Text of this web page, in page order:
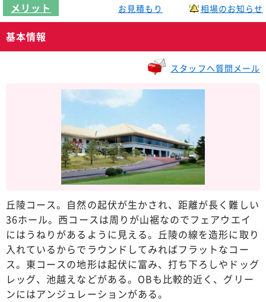
メリット お見積もり 相場のお知らせ
基本情報
スタッフへ質問メール
丘陵コース。自然の起伏が生かされ、距離が長く難しい
36ホール。西コースは周りが山裾なのでフェアウエイ
にはうねりがあるように見える。丘陵の線を造形に取り
入れているからでラウンドしてみればフラットなコー
ス。東コースの地形は起伏に富み、打ち下ろしやドッグ
レッグ、池越えなどがある。OBも比較的近く、グリー
ンにはアンジュレーションがある。